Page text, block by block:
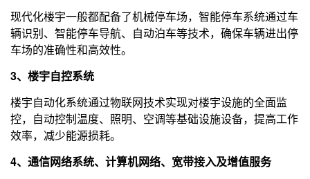
现代化楼宇一般都配备了机械停车场，智能停车系统通过车
辆识别、智能停车导航、自动泊车等技术，确保车辆进出停
车场的准确性和高效性。
3、楼宇自控系统
楼宇自动化系统通过物联网技术实现对楼宇设施的全面监
控，自动控制温度、照明、空调等基础设施设备，提高工作
效率，减少能源损耗。
4、通信网络系统、计算机网络、宽带接入及增值服务